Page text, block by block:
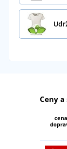
Ceny
cena